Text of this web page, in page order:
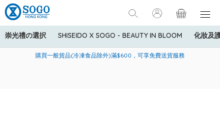
崇光禮の選択 SHISEIDO X SOGO - BEAUTY IN BLOOM 化妝及
美國運通Explorer®信用卡會員購物禮遇：高達5%簽賬回贈！
購買一般貨品(冷凍食品除外)滿$600，可享免費送貨服務
寄送中國內地服務只適用於指定商品，若訂單金額少於HK$600(折